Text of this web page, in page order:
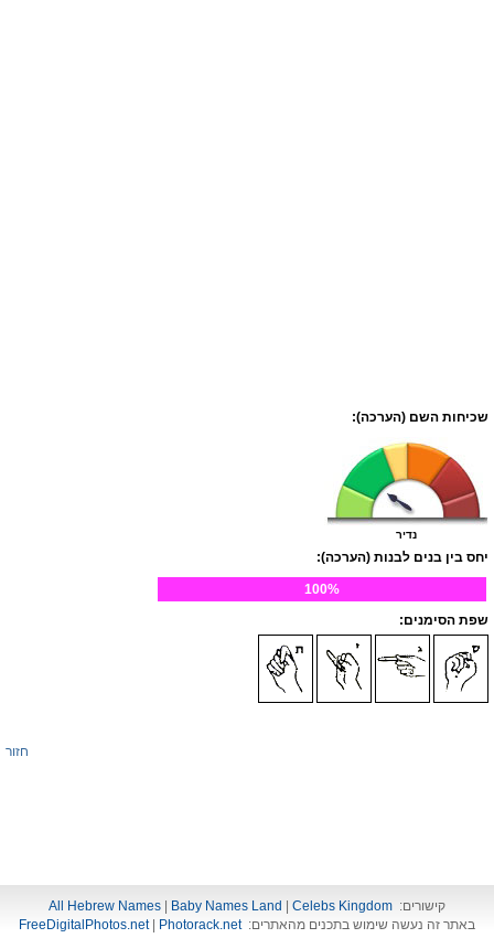
שכיחות השם (הערכה):
נדיר
יחס בין בנים לבנות (הערכה):
100%
שפת הסימנים:
חזור
קישורים: All Hebrew Names Baby Names Land
Celebs Kingdom
באתר זה נעשה שימוש בתכנים מהאתרים:
FreeDigitalPhotos.net| Photorack.net